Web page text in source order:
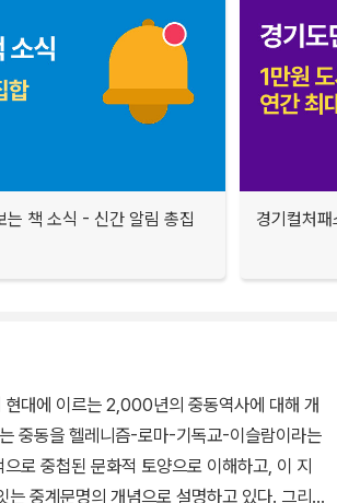
는 책 소식 - 신간 알림 총집
경기컬처
현대에 이르는 2,000년의 중동역사에 대해 개
중동을 헬레니즘-로마-기독교-이슬람이라는
로 중첩된 문화적 토양으로 이해하고, 이 지
는 중계문명의 개념으로 설명하고 있다. 그리